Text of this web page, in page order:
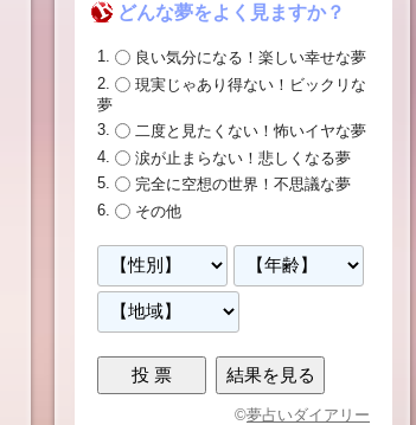
どんな夢をよく見ますか？
良い気分になる！楽しい幸せな夢
現実じゃあり得ない！ビックリな
夢
二度と見たくない！怖いイヤな夢
涙が止まらない！悲しくなる夢
完全に空想の世界！不思議な夢
その他
©夢占いダイアリー